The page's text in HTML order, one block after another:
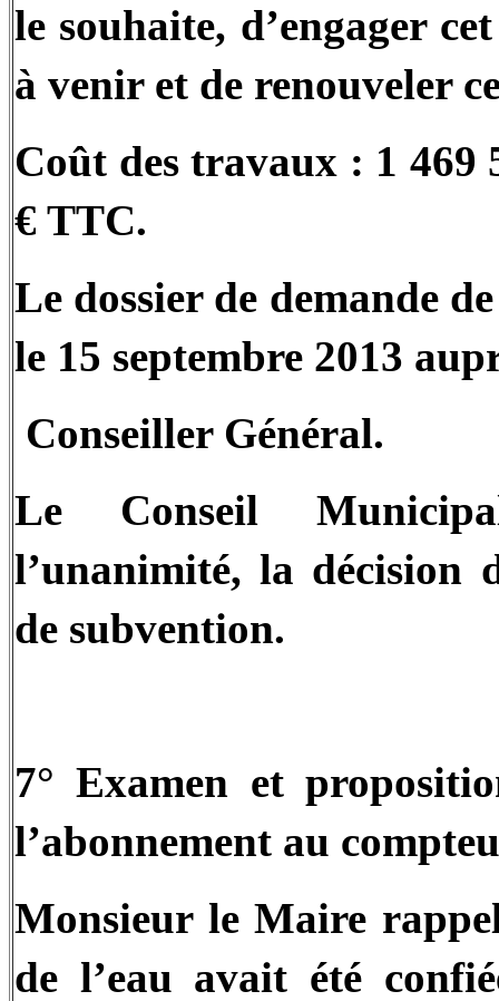
le souhaite, d’engager
à venir et de renouveler
Coût des travaux : 1 469
€ TTC.
Le dossier de demande
le 15 septembre 2013
Conseiller Général.
Le Conseil
l’unanimité, la décision
de subvention.
7° Examen et
l’abonnement au
Monsieur le Maire
de l’eau avait été